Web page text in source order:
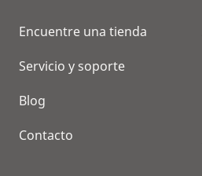
Encuentre una tienda
Servicio y soporte
Blog
Contacto